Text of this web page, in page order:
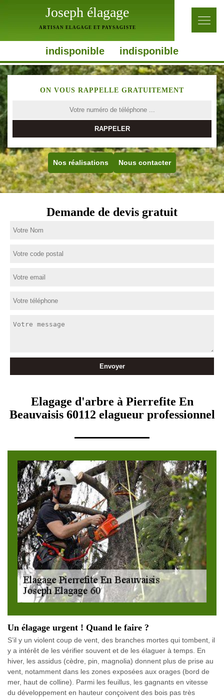
Joseph élagage
ARTISAN ELAGAGE ET PAYSAGISTE
indisponible indisponible
ON VOUS RAPPELLE GRATUITEMENT
Nos réalisations Nous contacter
Demande de devis gratuit
Elagage d'arbre à Pierrefite En
Beauvaisis 60112 elagueur professionnel
Un élagage urgent ! Quand le faire ?
S’il y un violent coup de vent, des branches mortes qui tombent, il
y a intérêt de les vérifier souvent et de les élaguer à temps. En
hiver, les assidus (cèdre, pin, magnolia) donnent plus de prise au
vent, notamment dans les zones exposées aux orages (bord de
mer, haut de colline). Parmi les feuillus, les gagnants en vitesse
du développement en hauteur conçoivent des bois pas très